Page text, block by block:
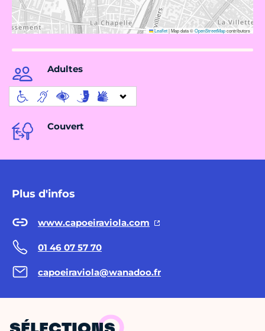
Leaflet|Map data ©OpenStreetMapcontributors
Adultes
Couvert
Plus d'infos
www.capoeiraviola.com
01 46 07 57 70
capoeiraviola@wanadoo.fr